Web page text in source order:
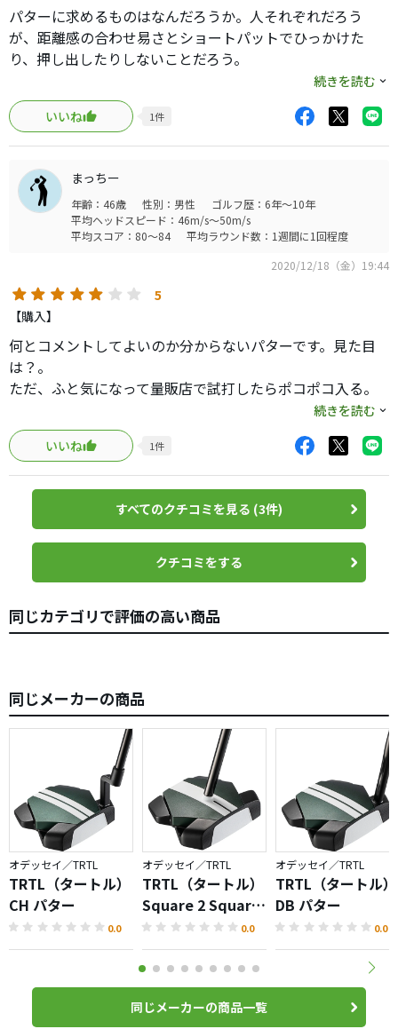
パターに求めるものはなんだろうか。人それぞれだろう
が、距離感の合わせ易さとショートパットでひっかけた
り、押し出したりしないことだろう。
ほとんどが感覚に依存するパターだから、かっこいいパタ
ーなら何でもよいと思うかもしれない。
しかし、このパターと出会ってしまえば、そんな言葉がた
わごとだったとお前は気づく。そうだ、この世にはよいパ
ターと悪いパターがあるが、よいパターとはかっこいいパ
ターとは限らないということだ。よい俳優がしばしば個性
的な容姿をしているのと同じだ。
俺もまたパターで悩める男だった。
ン型パターを使っていた。しかし、距離感はあわせやすい
ものの、ドローラインはひっかけ、スライスラインは押し
出してしまう。俺はタイガーでも松山秀樹でもない。
toeアップやキャッシュイン、アームロックなどいろいろ試
したが、結局、ヤフオクで高くパターを売るスキルが上が
っただけであった。
原因はわかっていた。お前もわかっているだろう。パターは
だが、プレッシャーの中、2メートルのパットを沈めなけれ
ばならないとき、頼りになるのは己のスキルや練習量では
ない。何も考えなくても、まっすぐ打てる構造なのだ。
そんな魔法のような、都合がよいパターはあるのか。都市
伝説にも聞いたことがないかもしれない。
だが、ある日、俺はyoutubeでこのパターに出会った。今
でも検索すれば出てくるだろう。
映像に映ったストロークがあまりにも自然だったのだ。
俺は、すぐにヤフーショッピングでこのパターを手に入れ
お前がパターの名手ではないことは知っている。俺もかつ
ては違った。
でも今ではトーナメントプロとプロアマで回るとパターだ
けはストロークを褒められる（他に褒めるところがないの
かもしれんが）。
このパターはまっすぐ引いてそのまま自然に動かすだけ
で、ひっかけることも押し出すこともない。
怖いのはラインの読み違いだけで、距離感もばっちりだ。
ラフからの難しい３打めのアプローチを寄せるとき、かつ
ての俺は2メートル以内に寄せなければ、ボギーだった。
今は違う。
幸か不幸かこのパターは人気がない。
もう入手できなくなる可能性があるので俺はもう一本予備
で買った。
これを読んでもお前はこのパターを買わないかもしれな
続きを読む
いいね
1件
まっちー
年齢：46歳 性別：男性
ゴルフ歴：6年～10年
平均ヘッドスピード：46m/s～50m/s
平均スコア：80～84
平均ラウンド数：1週間に1回程度
2020/12/18（金）19:44
5
【購入】
何とコメントしてよいのか分からないパターです。見た目
は？。
ただ、ふと気になって量販店で試打したらポコポコ入る。
この変なネック形状の良さは、しっかり押せるところです
ね。まだどう構えて良いか慣れない中の購入後練習ゼロで
の初ラウンドでもポコポコ入りました。何とハーフパープ
レーまで出てバーディー3つと素晴らしい出来。んー、キャ
メロンも調子良いのにこんな変なパターがエースになった
ら困るなあと思ってしまいました。
続きを読む
いいね
1件
すべてのクチコミを見る (3件)
クチコミをする
同じカテゴリで評価の高い商品
同じメーカーの商品
オデッセイ／TRTL
TRTL（タートル）
CH パター
0.0
オデッセイ／TRTL
TRTL（タートル）
Square 2 Square
パター
0.0
オデッセイ／TRTL
TRTL（タートル）
DB パター
0.0
同じメーカーの商品一覧